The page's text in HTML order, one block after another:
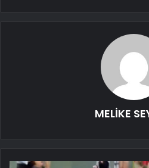
MELİKE